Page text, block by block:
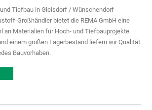
Tiefbau in Gleisdorf / Wünschendorf
Großhändler bietet die REMA GmbH eine
an Materialien für Hoch- und Tiefbauprojekte.
einem großen Lagerbestand liefern wir Qualität
Bauvorhaben.